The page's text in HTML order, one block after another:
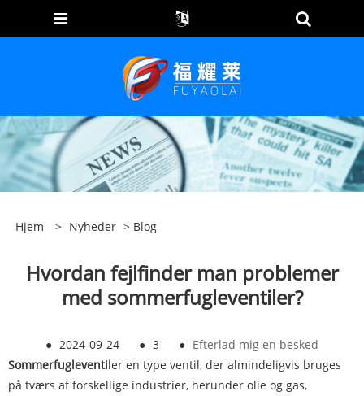
Hjem > Nyheder > Blog
Hvordan fejlfinder man problemer
med sommerfugleventiler?
● 2024-09-24 ● 3 ● Efterlad mig en besked
Sommerfugleventiler en type ventil, der almindeligvis bruges
på tværs af forskellige industrier, herunder olie og gas,